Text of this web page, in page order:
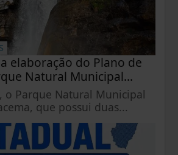
elaboração do Plano de
Natural Municipal...
o Parque Natural Municipal
que possui duas...